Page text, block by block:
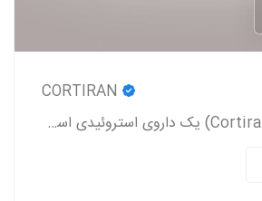
آمپول کورتیران (Cortiran) یک داروی استروئیدی است که معمولاً برای درمان التهاب و درد ناشی از شرایط مختلف پزشکی استفاده می‌شود.